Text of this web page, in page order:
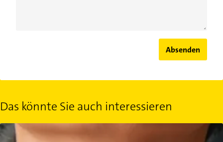
Absenden
Das könnte Sie auch interessieren
Frosch im Hals: Welche Ursache hat das ständige Räuspern?